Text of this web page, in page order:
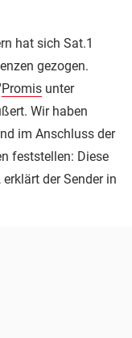
hat sich Sat.1
gezogen.
Promis unter
Wir haben
im Anschluss der
feststellen: Diese
der Sender in